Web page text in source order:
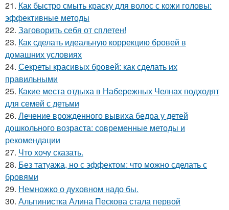
21. Как быстро смыть краску для волос с кожи головы:
эффективные методы
22. Заговорить себя от сплетен!
23. Как сделать идеальную коррекцию бровей в
домашних условиях
24. Секреты красивых бровей: как сделать их
правильными
25. Какие места отдыха в Набережных Челнах подходят
для семей с детьми
26. Лечение врожденного вывиха бедра у детей
дошкольного возраста: современные методы и
рекомендации
27. Что хочу сказать.
28. Без татуажа, но с эффектом: что можно сделать с
бровями
29. Немножко о духовном надо бы.
30. Альпинистка Алина Пескова стала первой